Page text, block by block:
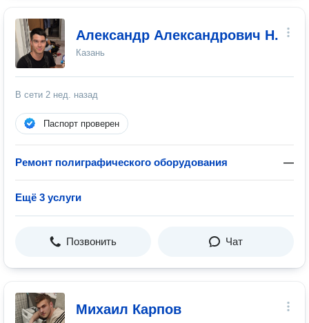
Александр Александрович Н.
Казань
В сети 2 нед. назад
Паспорт проверен
Ремонт полиграфического оборудования —
Ещё 3 услуги
Позвонить Чат
Михаил Карпов